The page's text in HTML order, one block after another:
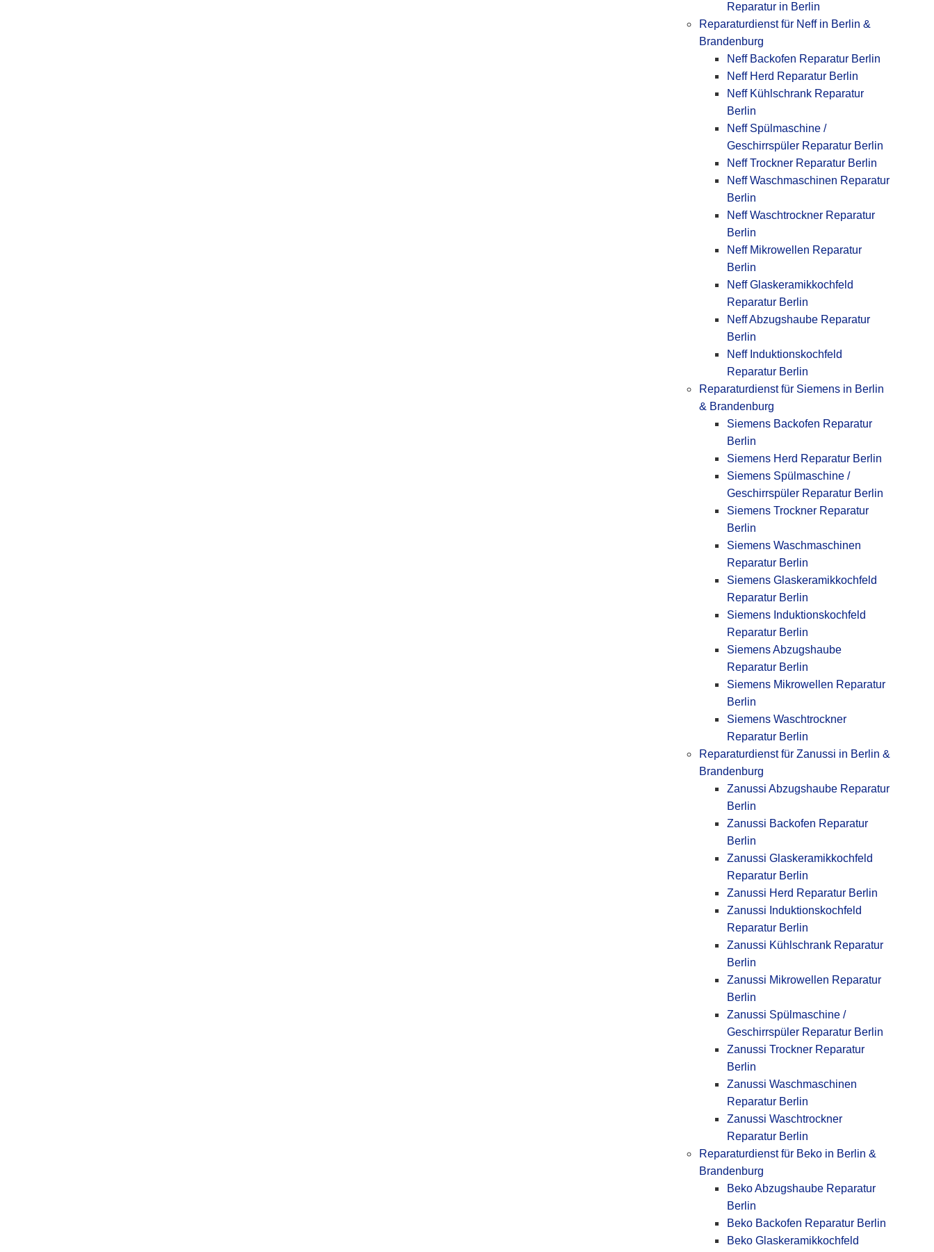
Reparatur in Berlin
Reparaturdienst für Neff in Berlin &
Brandenburg
Neff Backofen Reparatur Berlin
Neff Herd Reparatur Berlin
Neff Kühlschrank Reparatur
Berlin
Neff Spülmaschine /
Geschirrspüler Reparatur Berlin
Neff Trockner Reparatur Berlin
Neff Waschmaschinen Reparatur
Berlin
Neff Waschtrockner Reparatur
Berlin
Neff Mikrowellen Reparatur
Berlin
Neff Glaskeramikkochfeld
Reparatur Berlin
Neff Abzugshaube Reparatur
Berlin
Neff Induktionskochfeld
Reparatur Berlin
Reparaturdienst für Siemens in Berlin
& Brandenburg
Siemens Backofen Reparatur
Berlin
Siemens Herd Reparatur Berlin
Siemens Spülmaschine /
Geschirrspüler Reparatur Berlin
Siemens Trockner Reparatur
Berlin
Siemens Waschmaschinen
Reparatur Berlin
Siemens Glaskeramikkochfeld
Reparatur Berlin
Siemens Induktionskochfeld
Reparatur Berlin
Siemens Abzugshaube
Reparatur Berlin
Siemens Mikrowellen Reparatur
Berlin
Siemens Waschtrockner
Reparatur Berlin
Reparaturdienst für Zanussi in Berlin &
Brandenburg
Zanussi Abzugshaube Reparatur
Berlin
Zanussi Backofen Reparatur
Berlin
Zanussi Glaskeramikkochfeld
Reparatur Berlin
Zanussi Herd Reparatur Berlin
Zanussi Induktionskochfeld
Reparatur Berlin
Zanussi Kühlschrank Reparatur
Berlin
Zanussi Mikrowellen Reparatur
Berlin
Zanussi Spülmaschine /
Geschirrspüler Reparatur Berlin
Zanussi Trockner Reparatur
Berlin
Zanussi Waschmaschinen
Reparatur Berlin
Zanussi Waschtrockner
Reparatur Berlin
Reparaturdienst für Beko in Berlin &
Brandenburg
Beko Abzugshaube Reparatur
Berlin
Beko Backofen Reparatur Berlin
Beko Glaskeramikkochfeld